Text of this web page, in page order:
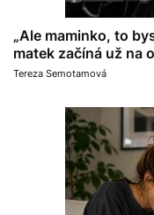
„Ale maminko, to
matek začíná už na
Tereza Semotamová